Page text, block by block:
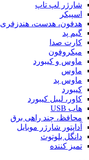
شارژر لپ تاپ
اسپیکر
هدفون، هدست، هندزفری
گیم پد
کارت صدا
میکروفون
ماوس و کیبورد
ماوس
ماوس پد
کیبورد
کاور، لیبل کیبورد
هاب USB
محافظ، چند راهی برق
آداپتور شارژر موبایل
دانگل بلوتوث
تمیز کننده